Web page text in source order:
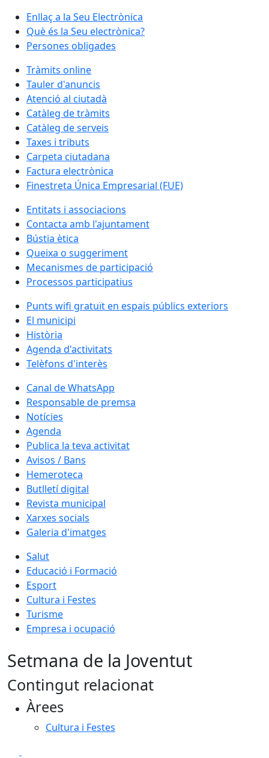
Enllaç a la Seu Electrònica
Què és la Seu electrònica?
Persones obligades
Tràmits online
Tauler d'anuncis
Atenció al ciutadà
Catàleg de tràmits
Catàleg de serveis
Taxes i tributs
Carpeta ciutadana
Factura electrònica
Finestreta Única Empresarial (FUE)
Entitats i associacions
Contacta amb l'ajuntament
Bústia ètica
Queixa o suggeriment
Mecanismes de participació
Processos participatius
Punts wifi gratuït en espais públics exteriors
El municipi
Història
Agenda d'activitats
Telèfons d'interès
Canal de WhatsApp
Responsable de premsa
Notícies
Agenda
Publica la teva activitat
Avisos / Bans
Hemeroteca
Butlletí digital
Revista municipal
Xarxes socials
Galeria d'imatges
Salut
Educació i Formació
Esport
Cultura i Festes
Turisme
Empresa i ocupació
Setmana de la Joventut
Contingut relacionat
Àrees
Cultura i Festes